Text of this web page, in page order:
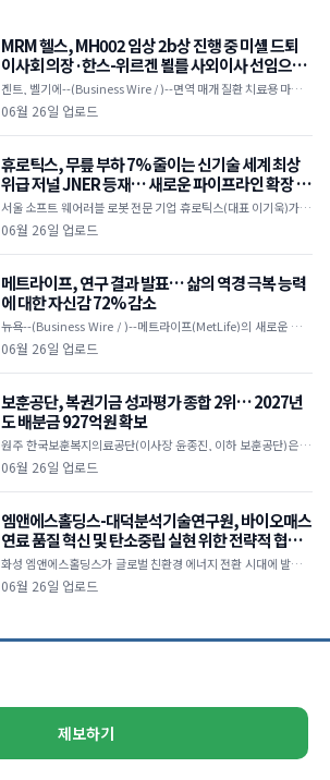
MRM 헬스, MH002 임상 2b상 진행 중 미셸 드퇴
이사회 의장·한스-위르겐 뵐를 사외이사 선임으로
이사회 강화
겐트, 벨기에--(Business Wire / )--면역 매개 질환 치료용 마이크
로바이옴 기반 치료제를 개발 중인 임상 단계 바이오텍인 MRM 헬
06월 26일 업로드
휴로틱스, 무릎 부하 7% 줄이는 신기술 세계 최상
위급 저널 JNER 등재… 새로운 파이프라인 확장 시
동
서울 소프트 웨어러블 로봇 전문 기업 휴로틱스(대표 이기욱)가 개
발한 무동력 기반의 ‘수동형 소프트 엑소슈트(Passive Soft Exos
06월 26일 업로드
메트라이프, 연구 결과 발표… 삶의 역경 극복 능력
에 대한 자신감 72% 감소
뉴욕--(Business Wire / )--메트라이프(MetLife)의 새로운 다국
적 연구에 따르면, 눈에 띄는 ‘자신감 격차(confidence gap)’가
06월 26일 업로드
보훈공단, 복권기금 성과평가 종합 2위… 2027년
도 배분금 927억원 확보
원주 한국보훈복지의료공단(이사장 윤종진, 이하 보훈공단)은 기
획예산처 복권위원회가 주관한 ‘2025년 복권기금사업 성과평
06월 26일 업로드
엠앤에스홀딩스-대덕분석기술연구원, 바이오매스
연료 품질 혁신 및 탄소중립 실현 위한 전략적 협력
본격화
화성 엠앤에스홀딩스가 글로벌 친환경 에너지 전환 시대에 발맞춰
목재펠릿 및 목재칩 연료의 품질 경쟁력을 강화하고 지속가능한 바
06월 26일 업로드
제보하기